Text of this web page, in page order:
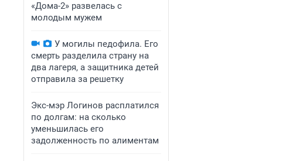
«Дома-2» развелась с
молодым мужем
У могилы педофила. Его
смерть разделила страну на
два лагеря, а защитника детей
отправила за решетку
Экс-мэр Логинов расплатился
по долгам: на сколько
уменьшилась его
задолженность по алиментам